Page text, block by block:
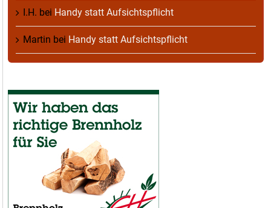
I.H. bei Handy statt Aufsichtspflicht
Martin bei Handy statt Aufsichtspflicht